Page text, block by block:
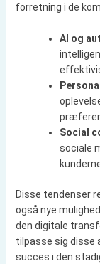
forretning i de
AI og
Social
sociale
Disse tendenser
også nye
den digitale
tilpasse sig disse
succes i den